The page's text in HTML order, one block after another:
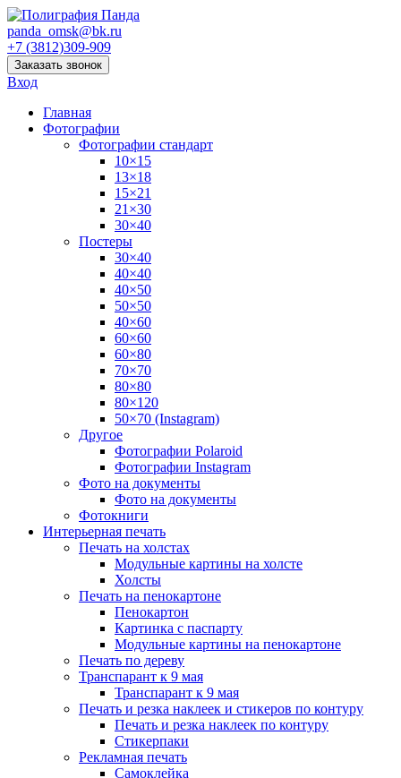
panda_omsk@bk.ru
+7 (3812)309-909
Заказать звонок
Вход
Главная
Фотографии
Фотографии стандарт
10×15
13×18
15×21
21×30
30×40
Постеры
30×40
40×40
40×50
50×50
40×60
60×60
60×80
70×70
80×80
80×120
50×70 (Instagram)
Другое
Фотографии Polaroid
Фотографии Instagram
Фото на документы
Фото на документы
Фотокниги
Интерьерная печать
Печать на холстах
Модульные картины на холсте
Холсты
Печать на пенокартоне
Пенокартон
Картинка с паспарту
Модульные картины на пенокартоне
Печать по дереву
Транспарант к 9 мая
Транспарант к 9 мая
Печать и резка наклеек и стикеров по контуру
Печать и резка наклеек по контуру
Стикерпаки
Рекламная печать
Самоклейка